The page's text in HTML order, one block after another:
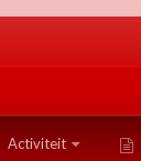
Activiteit